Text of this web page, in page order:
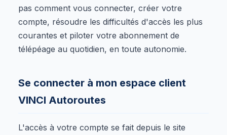
pas comment vous connecter, créer votre
compte, résoudre les difficultés d'accès les plus
courantes et piloter votre abonnement de
télépéage au quotidien, en toute autonomie.
Se connecter à mon espace client
VINCI Autoroutes
L'accès à votre compte se fait depuis le site